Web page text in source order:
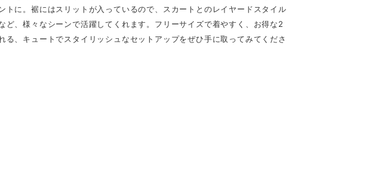
に。裾にはスリットが入っているので、スカートとのレイヤードスタイル
ど、様々なシーンで活躍してくれます。フリーサイズで着やすく、お得な2
、キュートでスタイリッシュなセットアップをぜひ手に取ってみてくださ